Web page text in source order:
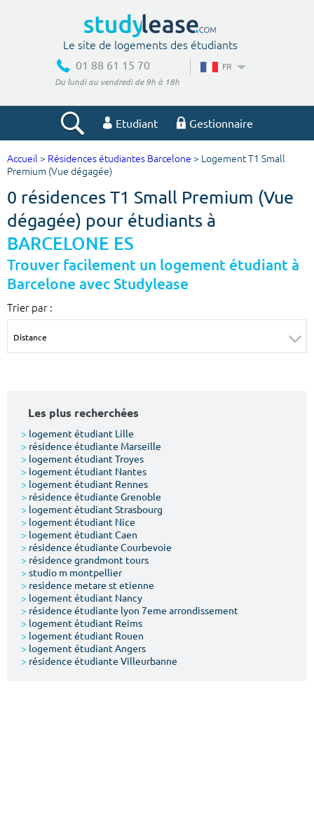
Le site de logements des étudiants
01 88 61 15 70
Du lundi au vendredi de 9h à 18h
FR
Etudiant Gestionnaire
Votre recherche
Ville, école
Budget min
€
Budget max
m² m²
Votre date d'entrée
Chercher
Accueil > Résidences étudiantes Barcelone > Logement T1 Small
Premium (Vue dégagée)
0 résidences T1 Small Premium (Vue
dégagée) pour étudiants à
BARCELONE ES
Trouver facilement un logement étudiant à
Barcelone avec Studylease
Trier par :
Les plus recherchées
> logement étudiant Lille
> résidence étudiante Marseille
> logement étudiant Troyes
> logement étudiant Nantes
> logement étudiant Rennes
> résidence étudiante Grenoble
> logement étudiant Strasbourg
> logement étudiant Nice
> logement étudiant Caen
> résidence étudiante Courbevoie
> résidence grandmont tours
> studio m montpellier
> residence metare st etienne
> logement étudiant Nancy
> résidence étudiante lyon 7eme arrondissement
> logement étudiant Reims
> logement étudiant Rouen
> logement étudiant Angers
> résidence étudiante Villeurbanne